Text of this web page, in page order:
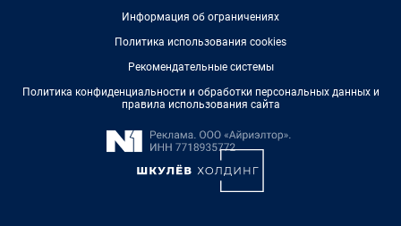
Информация об ограничениях
Политика использования cookies
Рекомендательные системы
Политика конфиденциальности и обработки персональных данных и
правила использования сайта